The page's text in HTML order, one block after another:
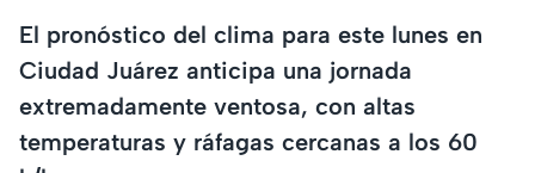
El pronóstico del clima para este lunes en
Ciudad Juárez anticipa una jornada
extremadamente ventosa, con altas
temperaturas y ráfagas cercanas a los 60